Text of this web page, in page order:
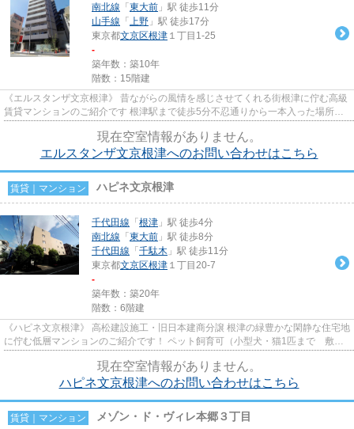
南北線 「 東大前 」駅 徒歩11分
山手線 「 上野 」駅 徒歩17分
東京都文京区根津 １丁目1-25
-
築年数：築10年
階数：15階建
《エルスタンザ文京根津》 昔ながらの風情を感じさせてくれる街根津に佇む高級
賃貸マンションのご紹介です 根津駅まで徒歩5分不忍通りから一本入った場所に
現在空室情報がありません。
エルスタンザ文京根津へのお問い合わせはこちら
賃貸｜マンション ハピネ文京根津
千代田線 「 根津 」駅 徒歩4分
南北線 「 東大前 」駅 徒歩8分
千代田線 「 千駄木 」駅 徒歩11分
東京都文京区根津 １丁目20-7
-
築年数：築20年
階数：6階建
《ハピネ文京根津》 高松建設施工・旧日本建商分譲 根津の緑豊かな閑静な住宅地
に佇む低層マンションのご紹介です！ ペット飼育可（小型犬・猫1匹まで 敷金
現在空室情報がありません。
ハピネ文京根津へのお問い合わせはこちら
賃貸｜マンション メゾン・ド・ヴィレ本郷３丁目